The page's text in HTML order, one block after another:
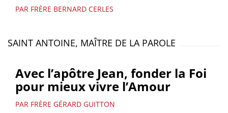
PAR FRÈRE BERNARD CERLES
SAINT ANTOINE, MAÎTRE DE LA PAROLE
Avec l’apôtre Jean, fonder la Foi
pour mieux vivre l’Amour
PAR FRÈRE GÉRARD GUITTON